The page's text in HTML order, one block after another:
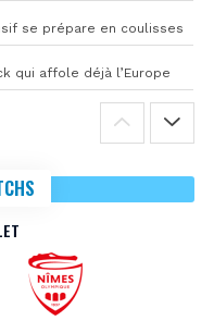
se prépare en coulisses
qui affole déjà l’Europe